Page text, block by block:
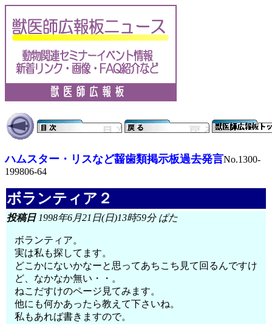
ハムスター・リスなど齧歯類掲示板過去発言No.1300-
199806-64
ボランティア２
投稿日1998年6月21日(日)13時59分 ぱた
ボランティア。
実は私も探してます。
どこかにないかなーと思ってあちこち見て回るんですけ
ど、なかなか無い・・。
ねこだすけのページ見てみます。
他にも何かあったら教えて下さいね。
私もあれば書きますので。